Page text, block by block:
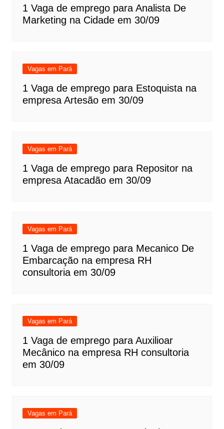
1 Vaga de emprego para Analista De
Marketing na Cidade em 30/09
Vagas em Pará
1 Vaga de emprego para Estoquista na
empresa Artesão em 30/09
Vagas em Pará
1 Vaga de emprego para Repositor na
empresa Atacadão em 30/09
Vagas em Pará
1 Vaga de emprego para Mecanico De
Embarcação na empresa RH
consultoria em 30/09
Vagas em Pará
1 Vaga de emprego para Auxilioar
Mecânico na empresa RH consultoria
em 30/09
Vagas em Pará